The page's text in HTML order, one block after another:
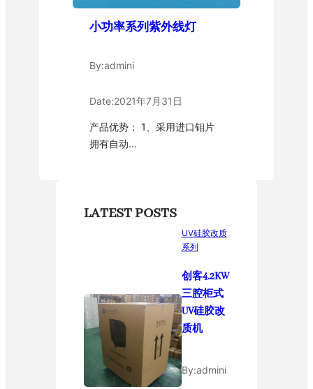
小功率系列紫外线灯
By:admini
Date:2021年7月31日
产品优势： 1、采用进口钼片
拥有自动…
LATEST POSTS
UV硅胶改质
系列
创客4.2KW
三腔柜式
UV硅胶改
质机
By:admini